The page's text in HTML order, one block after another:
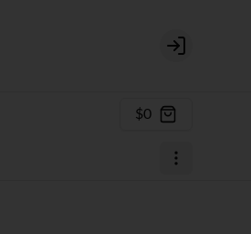
Login
$0